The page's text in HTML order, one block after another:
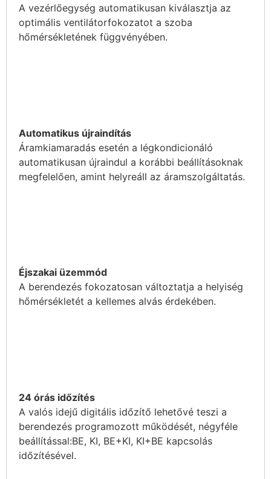
A vezérlőegység automatikusan kiválasztja az
optimális ventilátorfokozatot a szoba
hőmérsékletének függvényében.
Automatikus újraindítás
Áramkiamaradás esetén a légkondicionáló
automatikusan újraindul a korábbi beállításoknak
megfelelően, amint helyreáll az áramszolgáltatás.
Éjszakai üzemmód
A berendezés fokozatosan változtatja a helyiség
hőmérsékletét a kellemes alvás érdekében.
24 órás időzítés
A valós idejű digitális időzítő lehetővé teszi a
berendezés programozott működését, négyféle
beállítással:BE, KI, BE+KI, KI+BE kapcsolás
időzítésével.